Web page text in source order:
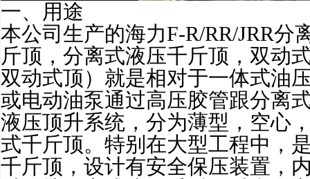
一、用途
本公司生产的海力F-R/RR/JRR分
斤顶，分离式液压千斤顶，双动
双动式顶）就是相对于一体式油
或电动油泵通过高压胶管跟分离
液压顶升系统，分为薄型，空心
式千斤顶。特别在大型工程中，
千斤顶，设计有安全保压装置，